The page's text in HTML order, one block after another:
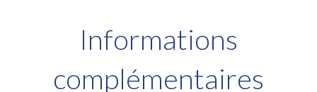
Informations
complémentaires